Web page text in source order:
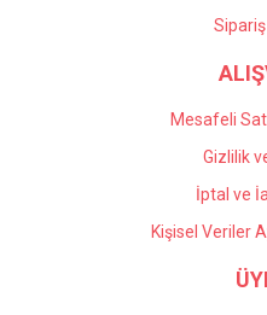
Mesafeli
Gizlilik
İptal ve
Kişisel Veriler